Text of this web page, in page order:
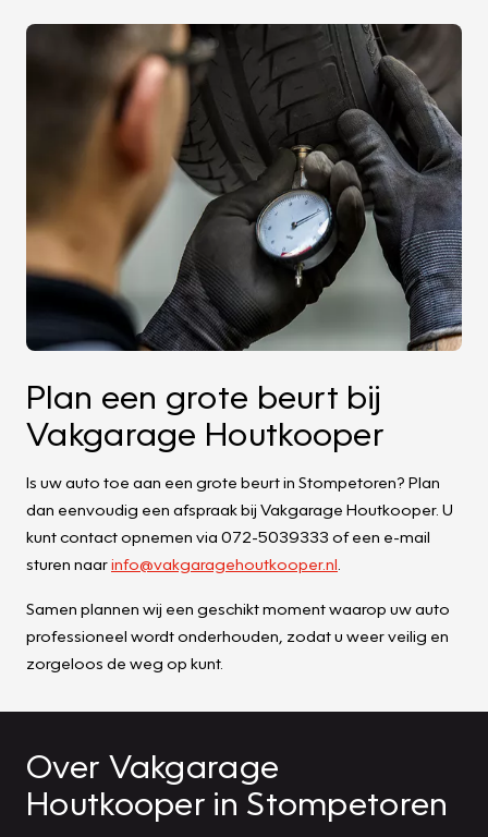
Plan een grote beurt bij
Vakgarage Houtkooper
Is uw auto toe aan een grote beurt in Stompetoren? Plan
dan eenvoudig een afspraak bij Vakgarage Houtkooper. U
kunt contact opnemen via 072-5039333 of een e-mail
sturen naarinfo@vakgaragehoutkooper.nl
Samen plannen wij een geschikt moment waarop uw auto
professioneel wordt onderhouden, zodat u weer veilig en
zorgeloos de weg op kunt.
Over Vakgarage
Houtkooper in Stompetoren